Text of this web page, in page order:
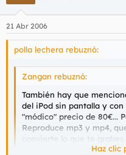
21 Abr 2006
polla lechera rebuznó:
Zangan rebuznó:
También hay que
del iPod sin pantalla y
"módico" precio de 80€...
Reproduce mp3 y mp4,
convierte lo que te
ningún otro formato de
Haz clic
Haz clic